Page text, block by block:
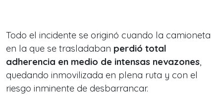
Todo el incidente se originó cuando la camioneta
en la que se trasladaban perdió total
adherencia en medio de intensas nevazones,
quedando inmovilizada en plena ruta y con el
riesgo inminente de desbarrancar.